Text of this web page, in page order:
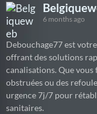
6 months ago
Debouchage77 est
offrant des solutions
canalisations. Que vous
obstruées ou des
urgence 7j/7 pour
sanitaires.